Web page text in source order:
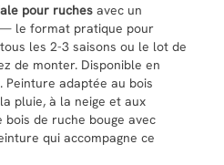
pour ruches avec un
le format pratique pour
les 2-3 saisons ou le lot de
de monter. Disponible en
adaptée au bois
pluie, à la neige et aux
de ruche bouge avec
qui accompagne ce